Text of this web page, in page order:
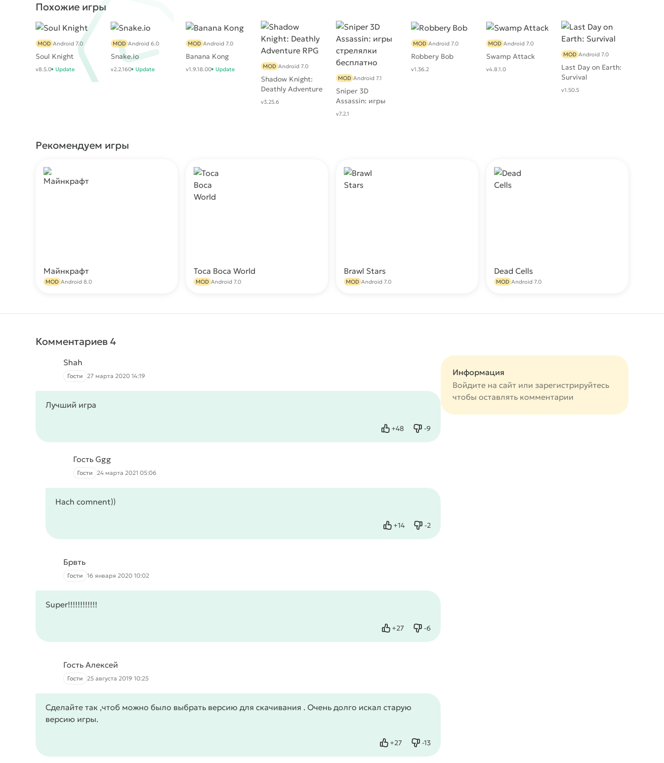
Похожие игры
Soul Knight
MOD Android 7.0
v8.5.0 Update
Snake.io
MOD Android 6.0
v2.2.160 Update
Banana Kong
MOD Android 7.0
v1.9.18.00 Update
Shadow Knight:
Deathly Adventure
RPG
MOD Android 7.0
v3.25.6
Sniper 3D
Assassin: игры
стрелялки
MOD Android 7.1
v7.2.1
Robbery Bob
MOD Android 7.0
v1.36.2
Swamp Attack
MOD Android 7.0
v4.8.1.0
Last Day on Earth:
Survival
MOD Android 7.0
v1.50.5
Рекомендуем игры
Майнкрафт
MOD Android 8.0
Toca Boca World
MOD Android 7.0
Brawl Stars
MOD Android 7.0
Dead Cells
MOD Android 7.0
Комментариев 4
Shah
Гости 27 марта 2020 14:19
Лучший игра
+48
Нравится -9
Не нравится
Гость Ggg
Гости 24 марта 2021 05:06
Hach comnent))
+14
Нравится -2
Не нравится
Брвть
Гости 16 января 2020 10:02
Super!!!!!!!!!!!!
+27
Нравится -6
Не нравится
Гость Алексей
Гости 25 августа 2019 10:25
Сделайте так ,чтоб можно было выбрать версию для скачивания . Очень долго искал старую
версию игры.
+27
Нравится -13
Не нравится
Информация
Войдите на сайт или зарегистрируйтесь
чтобы оставлять комментарии